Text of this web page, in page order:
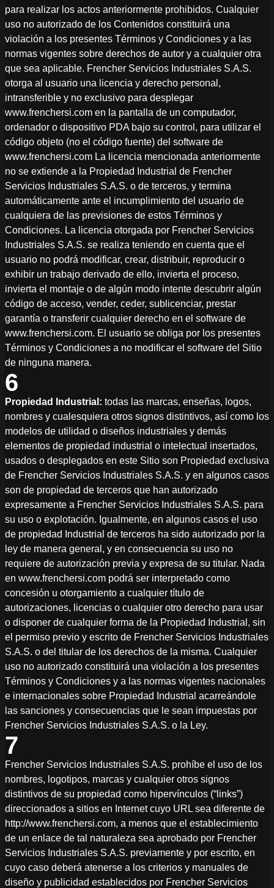
para realizar los actos anteriormente prohibidos. Cualquier
uso no autorizado de los Contenidos constituirá una
violación a los presentes Términos y Condiciones y a las
normas vigentes sobre derechos de autor y a cualquier otra
que sea aplicable. Frencher Servicios Industriales S.A.S.
otorga al usuario una licencia y derecho personal,
intransferible y no exclusivo para desplegar
www.frenchersi.com en la pantalla de un computador,
ordenador o dispositivo PDA bajo su control, para utilizar el
código objeto (no el código fuente) del software de
www.frenchersi.com La licencia mencionada anteriormente
no se extiende a la Propiedad Industrial de Frencher
Servicios Industriales S.A.S. o de terceros, y termina
automáticamente ante el incumplimiento del usuario de
cualquiera de las previsiones de estos Términos y
Condiciones. La licencia otorgada por Frencher Servicios
Industriales S.A.S. se realiza teniendo en cuenta que el
usuario no podrá modificar, crear, distribuir, reproducir o
exhibir un trabajo derivado de ello, invierta el proceso,
invierta el montaje o de algún modo intente descubrir algún
código de acceso, vender, ceder, sublicenciar, prestar
garantía o transferir cualquier derecho en el software de
www.frenchersi.com. El usuario se obliga por los presentes
Términos y Condiciones a no modificar el software del Sitio
de ninguna manera.
6
Propiedad Industrial: todas las marcas, enseñas, logos,
nombres y cualesquiera otros signos distintivos, así como los
modelos de utilidad o diseños industriales y demás
elementos de propiedad industrial o intelectual insertados,
usados o desplegados en este Sitio son Propiedad exclusiva
de Frencher Servicios Industriales S.A.S. y en algunos casos
son de propiedad de terceros que han autorizado
expresamente a Frencher Servicios Industriales S.A.S. para
su uso o explotación. Igualmente, en algunos casos el uso
de propiedad Industrial de terceros ha sido autorizado por la
ley de manera general, y en consecuencia su uso no
requiere de autorización previa y expresa de su titular. Nada
en www.frenchersi.com podrá ser interpretado como
concesión u otorgamiento a cualquier título de
autorizaciones, licencias o cualquier otro derecho para usar
o disponer de cualquier forma de la Propiedad Industrial, sin
el permiso previo y escrito de Frencher Servicios Industriales
S.A.S. o del titular de los derechos de la misma. Cualquier
uso no autorizado constituirá una violación a los presentes
Términos y Condiciones y a las normas vigentes nacionales
e internacionales sobre Propiedad Industrial acarreándole
las sanciones y consecuencias que le sean impuestas por
Frencher Servicios Industriales S.A.S. o la Ley.
7
Frencher Servicios Industriales S.A.S. prohíbe el uso de los
nombres, logotipos, marcas y cualquier otros signos
distintivos de su propiedad como hipervínculos (“links”)
direccionados a sitios en Internet cuyo URL sea diferente de
http://www.frenchersi.com, a menos que el establecimiento
de un enlace de tal naturaleza sea aprobado por Frencher
Servicios Industriales S.A.S. previamente y por escrito, en
cuyo caso deberá atenerse a los criterios y manuales de
diseño y publicidad establecidos por Frencher Servicios